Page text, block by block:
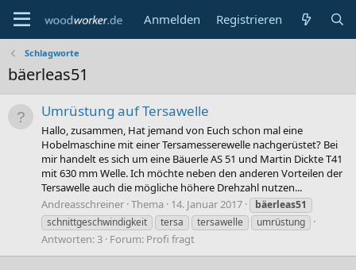
Anmelden Registrieren
Schlagworte
bäerleas51
Umrüstung auf Tersawelle
Hallo, zusammen, Hat jemand von Euch schon mal eine
Hobelmaschine mit einer Tersamesserewelle nachgerüstet? Bei
mir handelt es sich um eine Bäuerle AS 51 und Martin Dickte T41
mit 630 mm Welle. Ich möchte neben den anderen Vorteilen der
Tersawelle auch die mögliche höhere Drehzahl nutzen...
Andreasschreiner Thema 14. Januar 2017
bäerleas51
schnittgeschwindigkeit
tersa tersawelle umrüstung
Antworten: 3 Forum: Profi fragt